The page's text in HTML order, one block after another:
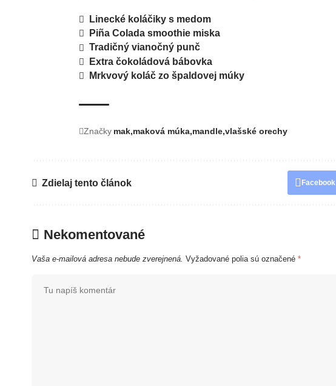
Linecké koláčiky s medom
Piña Colada smoothie miska
Tradičný vianočný punč
Extra čokoládová bábovka
Mrkvový koláč zo špaldovej múky
Značky mak maková múka mandle vlašské orechy
Zdielaj tento článok Facebook
Nekomentované
Vaša e-mailová adresa nebude zverejnená. Vyžadované polia sú označené *